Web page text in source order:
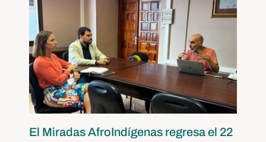
El Miradas AfroIndígenas regresa el 22